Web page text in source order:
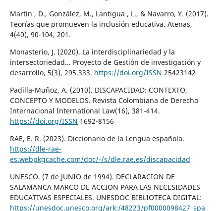
Martín , D., González, M., Lantigua , L., & Navarro, Y. (2017).
Teorías que promueven la inclusión educativa. Atenas,
4(40), 90-104, 201.
Monasterio, J. (2020). La interdisciplinariedad y la
intersectoriedad... Proyecto de Gestión de investigación y
desarrollo, 5(3), 295.333. https://doi.org/ISSN 25423142
Padilla-Muñoz, A. (2010). DISCAPACIDAD: CONTEXTO,
CONCEPTO Y MODELOS. Revista Colombiana de Derecho
Internacional International Law(16), 381-414.
https://doi.org/ISSN 1692-8156
RAE, E. R. (2023). Diccionario de la Lengua española.
https://dle-rae-
es.webpkgcache.com/doc/-/s/dle.rae.es/discapacidad
UNESCO. (7 de JUNIO de 1994). DECLARACION DE
SALAMANCA MARCO DE ACCION PARA LAS NECESIDADES
EDUCATIVAS ESPECIALES. UNESDOC BIBLIOTECA DIGITAL:
https://unesdoc.unesco.org/ark:/48223/pf0000098427_spa